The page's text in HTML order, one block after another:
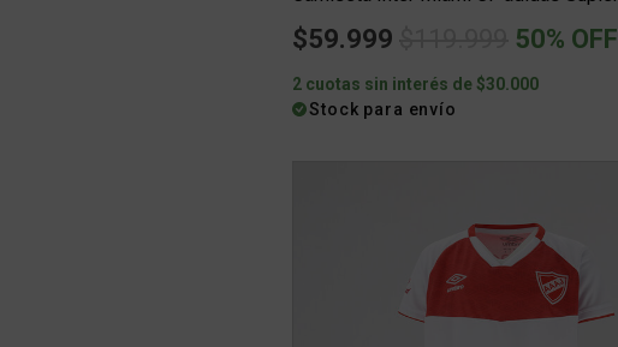
$59.999 Price reduced from
to
50% OFF
2 cuotas sin interés de $30.000
Stock para envío